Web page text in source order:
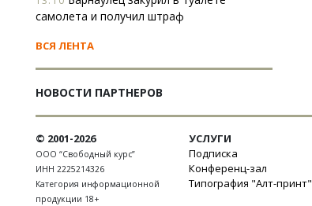
самолета и получил штраф
ВСЯ ЛЕНТА
НОВОСТИ ПАРТНЕРОВ
© 2001-2026
ООО “Свободный курс”
ИНН 2225214326
Категория информационной
продукции 18+
УСЛУГИ
Подписка
Конференц-зал
Типография "Алт-принт"